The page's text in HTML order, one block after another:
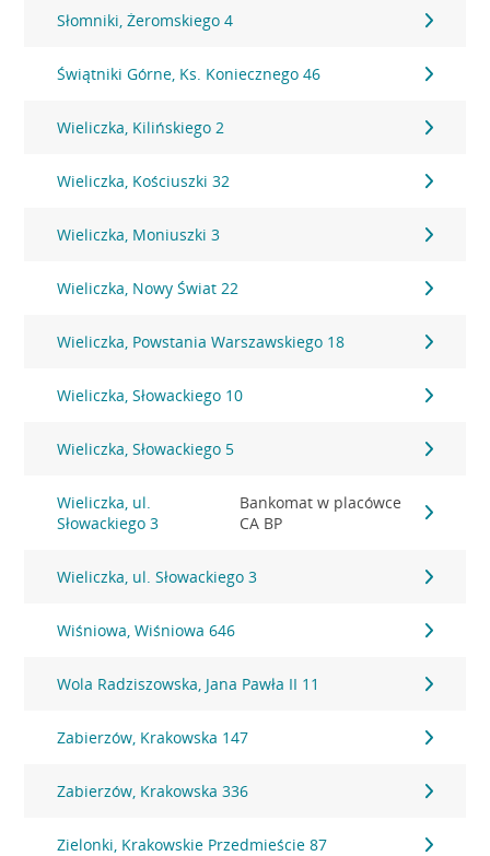
Słomniki, Żeromskiego 4
Świątniki Górne, Ks. Koniecznego 46
Wieliczka, Kilińskiego 2
Wieliczka, Kościuszki 32
Wieliczka, Moniuszki 3
Wieliczka, Nowy Świat 22
Wieliczka, Powstania Warszawskiego 18
Wieliczka, Słowackiego 10
Wieliczka, Słowackiego 5
Wieliczka, ul.
Słowackiego 3
Bankomat w placówce
CA BP
Wieliczka, ul. Słowackiego 3
Wiśniowa, Wiśniowa 646
Wola Radziszowska, Jana Pawła II 11
Zabierzów, Krakowska 147
Zabierzów, Krakowska 336
Zielonki, Krakowskie Przedmieście 87